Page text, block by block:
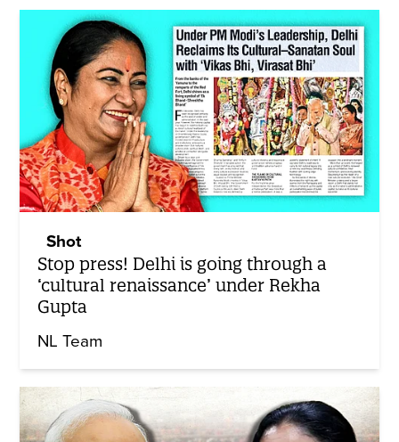
Shot
Stop press! Delhi is going through a
‘cultural renaissance’ under Rekha
Gupta
NL Team